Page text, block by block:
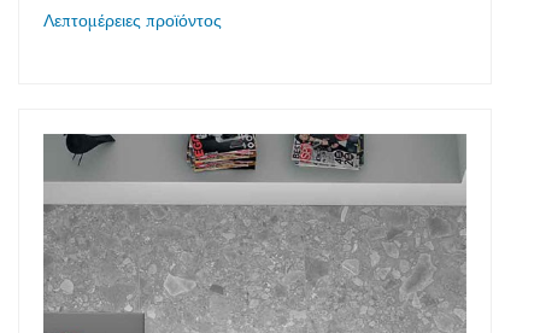
Λεπτομέρειες προϊόντος